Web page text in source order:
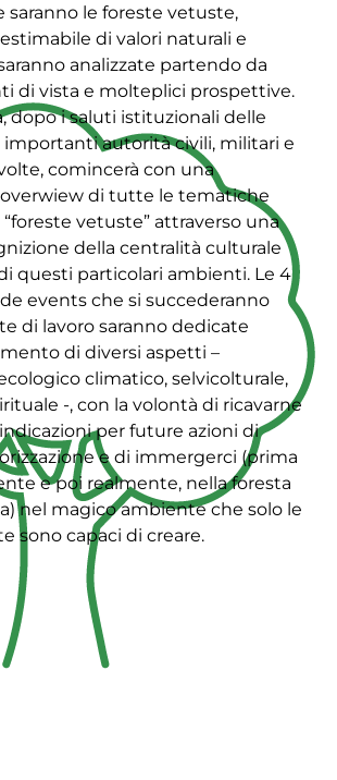
saranno le foreste vetuste,
di valori naturali e
analizzate partendo da
di vista e molteplici prospettive.
dopo i saluti istituzionali delle
autorità civili, militari e
comincerà con una
di tutte le tematiche
vetuste” attraverso una
della centralità culturale
questi particolari ambienti. Le 4
events che si succederanno
di lavoro saranno dedicate
di diversi aspetti –
climatico, selvicolturale,
-, con la volontà di ricavarne
per future azioni di
e di immergerci (prima
e poi realmente, nella foresta
nel magico ambiente che solo le
sono capaci di creare.